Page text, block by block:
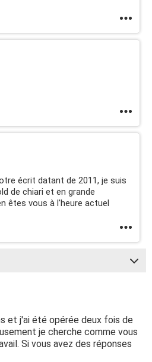
écrit datant de 2011, je suis
de chiari et en grande
êtes vous à l'heure actuel
et j'ai été opérée deux fois de
je cherche comme vous
Si vous avez des réponses